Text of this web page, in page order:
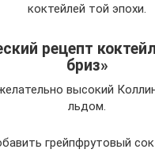
коктейлей той эпохи.
рецепт
бриз»
высокий
льдом.
грейпфрутовый сок